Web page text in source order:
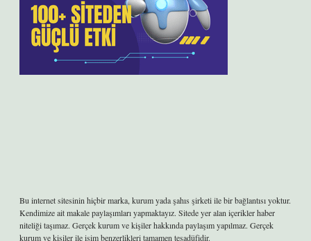
Bu internet sitesinin hiçbir marka, kurum yada şahıs şirketi ile bir bağlantısı yoktur.
Kendimize ait makale paylaşımları yapmaktayız. Sitede yer alan içerikler haber
niteliği taşımaz. Gerçek kurum ve kişiler hakkında paylaşım yapılmaz. Gerçek
kurum ve kişiler ile isim benzerlikleri tamamen tesadüfidir.